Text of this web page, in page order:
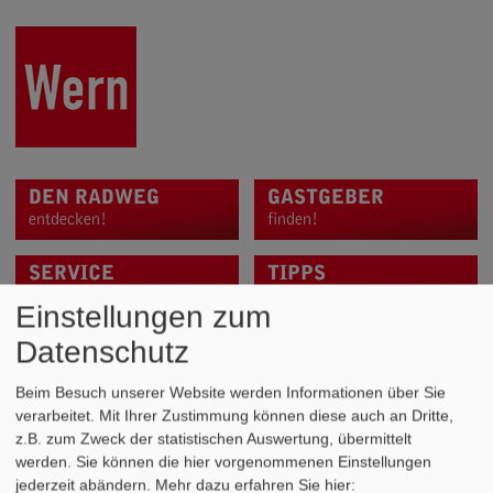
DEN RADWEG
entdecken!
GASTGEBER
finden!
SERVICE TIPPS
TENNIS
3 Freiplätze
Einstellungen zum
Datenschutz
Beim Besuch unserer Website werden Informationen über Sie
verarbeitet. Mit Ihrer Zustimmung können diese auch an Dritte,
z.B. zum Zweck der statistischen Auswertung, übermittelt
werden. Sie können die hier vorgenommenen Einstellungen
jederzeit abändern. Mehr dazu erfahren Sie hier: